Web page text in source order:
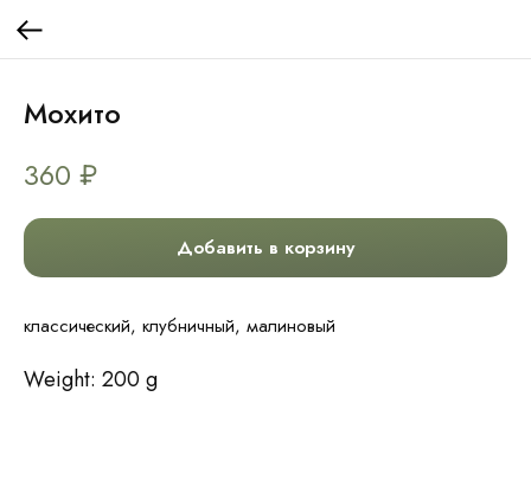
Мохито
360 ₽
Добавить в корзину
классический, клубничный, малиновый
Weight: 200 g